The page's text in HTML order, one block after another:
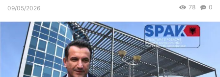
09/05/2026 0
78